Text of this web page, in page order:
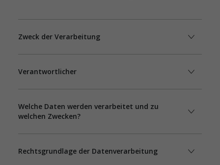
Zweck der Verarbeitung
Verantwortlicher
Welche Daten werden verarbeitet und zu
welchen Zwecken?
Rechtsgrundlage der Datenverarbeitung